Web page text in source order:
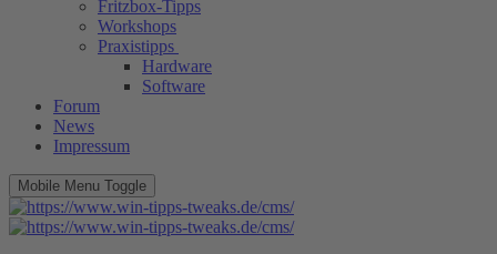
Fritzbox-Tipps
Workshops
Praxistipps
Hardware
Software
Forum
News
Impressum
Mobile Menu Toggle